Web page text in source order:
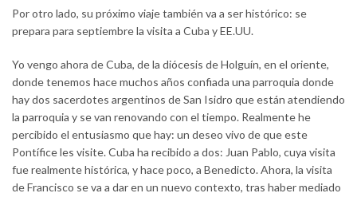
Por otro lado, su próximo viaje también va a ser histórico: se
prepara para septiembre la visita a Cuba y EE.UU.
Yo vengo ahora de Cuba, de la diócesis de Holguín, en el oriente,
donde tenemos hace muchos años confiada una parroquia donde
hay dos sacerdotes argentinos de San Isidro que están atendiendo
la parroquia y se van renovando con el tiempo. Realmente he
percibido el entusiasmo que hay: un deseo vivo de que este
Pontífice les visite. Cuba ha recibido a dos: Juan Pablo, cuya visita
fue realmente histórica, y hace poco, a Benedicto. Ahora, la visita
de Francisco se va a dar en un nuevo contexto, tras haber mediado